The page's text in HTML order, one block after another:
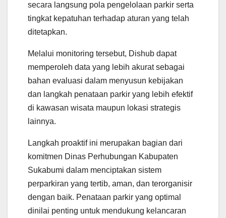
secara langsung pola pengelolaan parkir serta
tingkat kepatuhan terhadap aturan yang telah
ditetapkan.
Melalui monitoring tersebut, Dishub dapat
memperoleh data yang lebih akurat sebagai
bahan evaluasi dalam menyusun kebijakan
dan langkah penataan parkir yang lebih efektif
di kawasan wisata maupun lokasi strategis
lainnya.
Langkah proaktif ini merupakan bagian dari
komitmen Dinas Perhubungan Kabupaten
Sukabumi dalam menciptakan sistem
perparkiran yang tertib, aman, dan terorganisir
dengan baik. Penataan parkir yang optimal
dinilai penting untuk mendukung kelancaran